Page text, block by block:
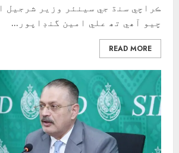
ڪراچي سنڌ جي سينئر وزير شرجيل
چيو آھي تھ علي امين گنڊاپور...
READ MORE